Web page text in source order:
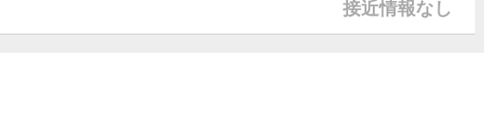
接近情報なし